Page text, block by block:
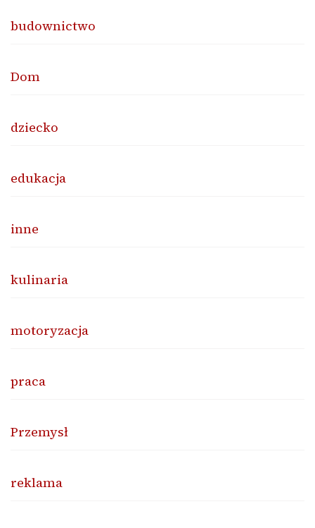
budownictwo
Dom
dziecko
edukacja
inne
kulinaria
motoryzacja
praca
Przemysł
reklama